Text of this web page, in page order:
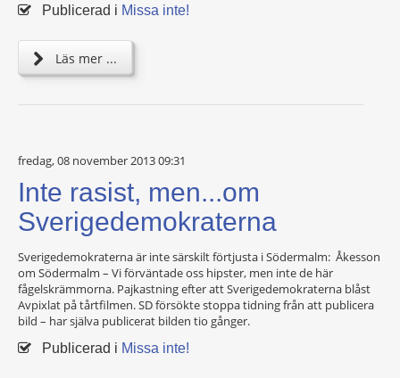
Publicerad i Missa inte!
Läs mer ...
fredag, 08 november 2013 09:31
Inte rasist, men...om
Sverigedemokraterna
Sverigedemokraterna är inte särskilt förtjusta i Södermalm: Åkesson
om Södermalm – Vi förväntade oss hipster, men inte de här
fågelskrämmorna. Pajkastning efter att Sverigedemokraterna blåst
Avpixlat på tårtfilmen. SD försökte stoppa tidning från att publicera
bild – har själva publicerat bilden tio gånger.
Publicerad i Missa inte!